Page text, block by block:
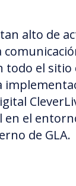
alto de
todo el sitio
en el
de GLA.